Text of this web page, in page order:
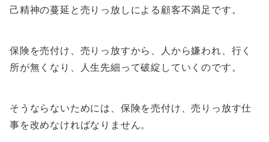
己精神の蔓延と売りっ放しによる顧客不満足です。
保険を売付け、売りっ放すから、人から嫌われ、行く
所が無くなり、人生先細って破綻していくのです。
そうならないためには、保険を売付け、売りっ放す仕
事を改めなければなりません。